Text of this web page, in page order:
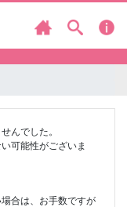
んでした。
可能性がございま
合は、お手数ですが